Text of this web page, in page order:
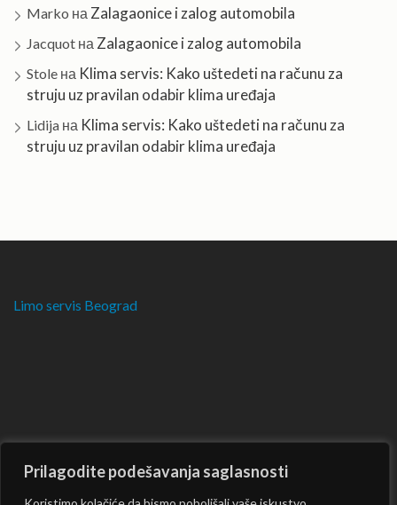
Prilagodite podešavanja saglasnosti
Marko на Zalagaonice i zalog automobila
Jacquot на Zalagaonice i zalog automobila
Stole на Klima servis: Kako uštedeti na računu za
struju uz pravilan odabir klima uređaja
Lidija на Klima servis: Kako uštedeti na računu za
struju uz pravilan odabir klima uređaja
Limo servis Beograd